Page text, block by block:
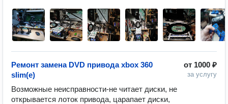
от 1000 ₽
за услугу
Pемонт замена DVD привода xbox 360
slim(e)
Возможные неисправности-не читает диски, не
открывается лоток привода, царапает диски,